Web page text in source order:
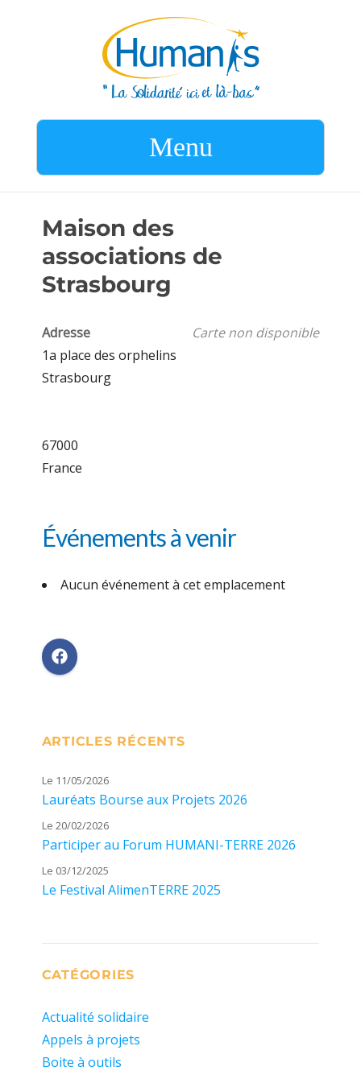
Menu
Maison des
associations de
Strasbourg
Carte non disponible
Adresse
1a place des orphelins
Strasbourg
67000
France
Événements à venir
Aucun événement à cet emplacement
ARTICLES RÉCENTS
Le 11/05/2026
Lauréats Bourse aux Projets 2026
Le 20/02/2026
Participer au Forum HUMANI-TERRE 2026
Le 03/12/2025
Le Festival AlimenTERRE 2025
CATÉGORIES
Actualité solidaire
Appels à projets
Boite à outils